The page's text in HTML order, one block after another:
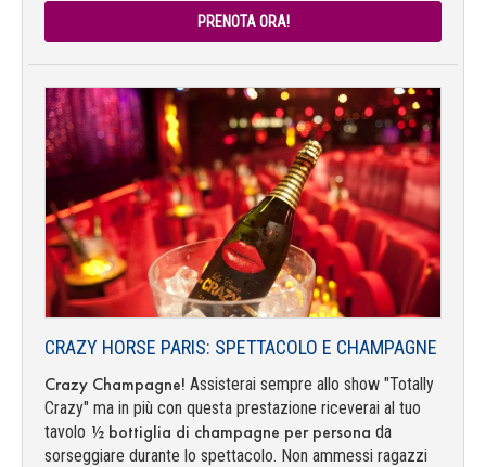
PRENOTA ORA!
CRAZY HORSE PARIS: SPETTACOLO E CHAMPAGNE
Crazy Champagne! Assisterai sempre allo show "Totally
Crazy" ma in più con questa prestazione riceverai al tuo
tavolo ½ bottiglia di champagne per persona da
sorseggiare durante lo spettacolo. Non ammessi ragazzi